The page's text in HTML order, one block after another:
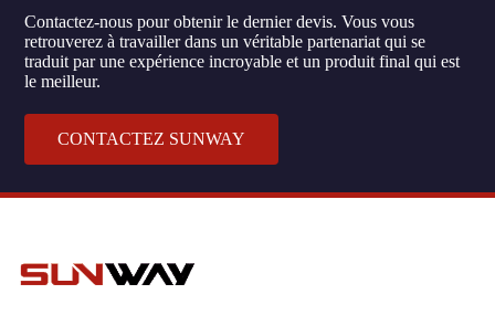
Contactez-nous pour obtenir le dernier devis. Vous vous
retrouverez à travailler dans un véritable partenariat qui se
traduit par une expérience incroyable et un produit final qui est
le meilleur.
CONTACTEZ SUNWAY